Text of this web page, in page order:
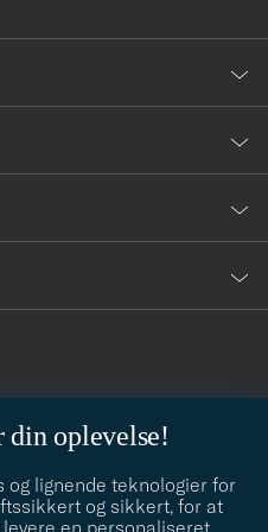
oplevelse!
og lignende teknologier for
og sikkert, for at
en personaliseret